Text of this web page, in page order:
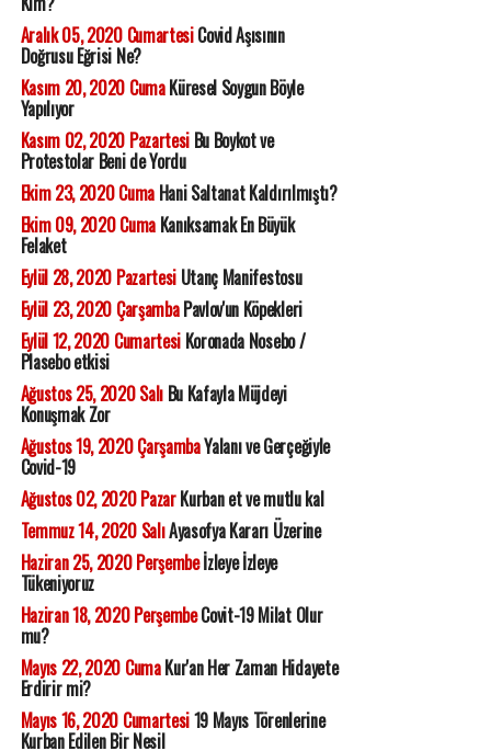
Aralık 05, 2020 CumartesiCovid Aşısının
Doğrusu Eğrisi Ne?
Kasım 20, 2020 CumaKüresel Soygun Böyle
Yapılıyor
Kasım 02, 2020 PazartesiBu Boykot ve
Protestolar Beni de Yordu
Ekim 23, 2020 CumaHani Saltanat Kaldırılmıştı?
Ekim 09, 2020 CumaKanıksamak En Büyük
Felaket
Eylül 28, 2020 PazartesiUtanç Manifestosu
Eylül 23, 2020 ÇarşambaPavlov'un Köpekleri
Eylül 12, 2020 CumartesiKoronada Nosebo /
Plasebo etkisi
Ağustos 25, 2020 SalıBu Kafayla Müjdeyi
Konuşmak Zor
Ağustos 19, 2020 ÇarşambaYalanı ve Gerçeğiyle
Covid-19
Ağustos 02, 2020 PazarKurban et ve mutlu kal
Temmuz 14, 2020 SalıAyasofya Kararı Üzerine
Haziran 25, 2020 Perşembeİzleye İzleye
Tükeniyoruz
Haziran 18, 2020 PerşembeCovit-19 Milat Olur
mu?
Mayıs 22, 2020 CumaKur'an Her Zaman Hidayete
Erdirir mi?
Mayıs 16, 2020 Cumartesi19 Mayıs Törenlerine
Kurban Edilen Bir Nesil